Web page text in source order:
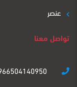
عنصر
تواصل معنا